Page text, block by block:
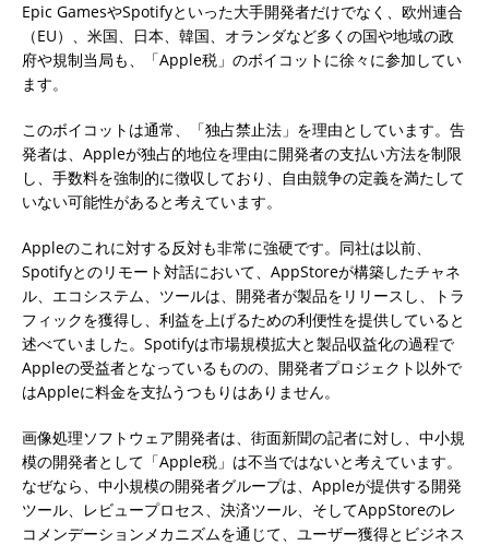
Epic GamesやSpotifyといった大手開発者だけでなく、欧州連合
（EU）、米国、日本、韓国、オランダなど多くの国や地域の政
府や規制当局も、「Apple税」のボイコットに徐々に参加してい
ます。
このボイコットは通常、「独占禁止法」を理由としています。告
発者は、Appleが独占的地位を理由に開発者の支払い方法を制限
し、手数料を強制的に徴収しており、自由競争の定義を満たして
いない可能性があると考えています。
Appleのこれに対する反対も非常に強硬です。同社は以前、
Spotifyとのリモート対話において、AppStoreが構築したチャネ
ル、エコシステム、ツールは、開発者が製品をリリースし、トラ
フィックを獲得し、利益を上げるための利便性を提供していると
述べていました。Spotifyは市場規模拡大と製品収益化の過程で
Appleの受益者となっているものの、開発者プロジェクト以外で
はAppleに料金を支払うつもりはありません。
画像処理ソフトウェア開発者は、街面新聞の記者に対し、中小規
模の開発者として「Apple税」は不当ではないと考えています。
なぜなら、中小規模の開発者グループは、Appleが提供する開発
ツール、レビュープロセス、決済ツール、そしてAppStoreのレ
コメンデーションメカニズムを通じて、ユーザー獲得とビジネス